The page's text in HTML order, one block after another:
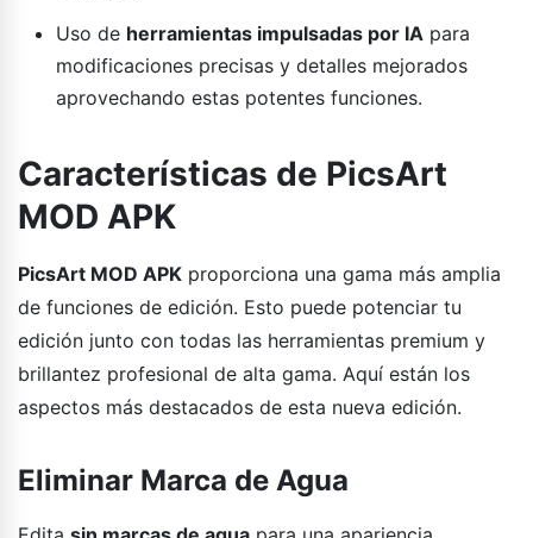
Uso de herramientas impulsadas por IA para
modificaciones precisas y detalles mejorados
aprovechando estas potentes funciones.
Características de PicsArt
MOD APK
PicsArt MOD APK proporciona una gama más amplia
de funciones de edición. Esto puede potenciar tu
edición junto con todas las herramientas premium y
brillantez profesional de alta gama. Aquí están los
aspectos más destacados de esta nueva edición.
Eliminar Marca de Agua